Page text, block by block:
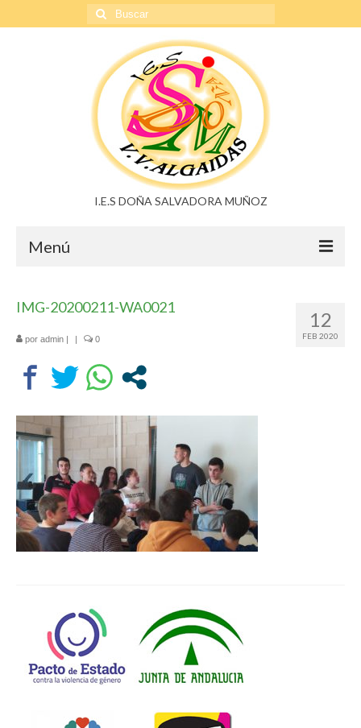
Buscar
por:
I.E.S DOÑA SALVADORA MUÑOZ
Menú
Departamentos
Lengua Castellana y Literatura
Educación física
Ciencias Naturales
Inglés
Religión
El Centro
Historia
Profesorado
Ampa
12
FEB 2020
IMG-20200211-WA0021
por admin | | 0